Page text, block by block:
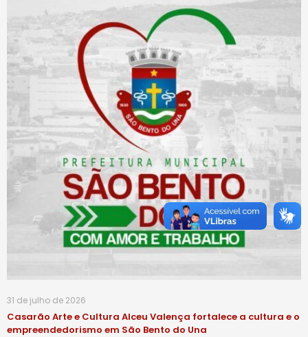
31 de julho de 2026
Casarão Arte e Cultura Alceu Valença fortalece a cultura e o
empreendedorismo em São Bento do Una